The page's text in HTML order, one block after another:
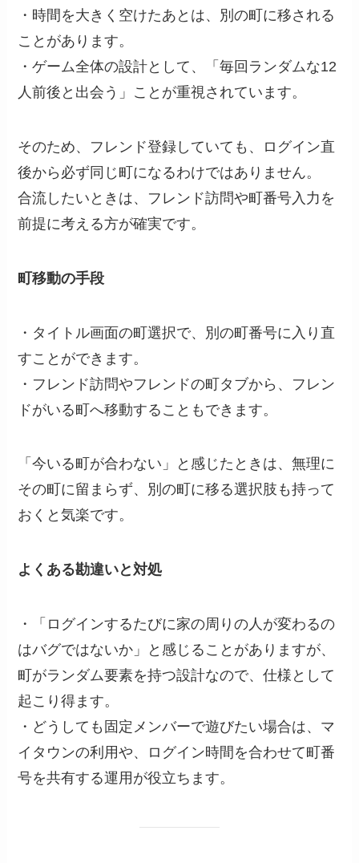
・時間を大きく空けたあとは、別の町に移される
ことがあります。
・ゲーム全体の設計として、「毎回ランダムな12
人前後と出会う」ことが重視されています。
そのため、フレンド登録していても、ログイン直
後から必ず同じ町になるわけではありません。
合流したいときは、フレンド訪問や町番号入力を
前提に考える方が確実です。
町移動の手段
・タイトル画面の町選択で、別の町番号に入り直
すことができます。
・フレンド訪問やフレンドの町タブから、フレン
ドがいる町へ移動することもできます。
「今いる町が合わない」と感じたときは、無理に
その町に留まらず、別の町に移る選択肢も持って
おくと気楽です。
よくある勘違いと対処
・「ログインするたびに家の周りの人が変わるの
はバグではないか」と感じることがありますが、
町がランダム要素を持つ設計なので、仕様として
起こり得ます。
・どうしても固定メンバーで遊びたい場合は、マ
イタウンの利用や、ログイン時間を合わせて町番
号を共有する運用が役立ちます。